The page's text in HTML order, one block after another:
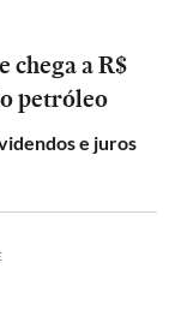
chega a R$
petróleo
e juros